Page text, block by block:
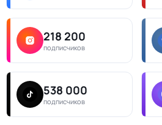
218 200
подписчиков
538 000
подписчиков